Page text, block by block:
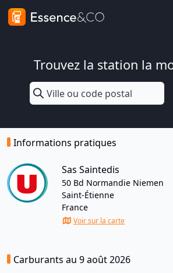
Trouvez la station la
Informations pratiques
Sas Saintedis
50 Bd Normandie Niemen
Saint-Étienne
France
Voir sur la carte
Carburants au 9 août 2026